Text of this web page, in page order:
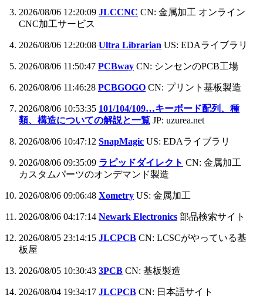
2026/08/06 12:20:09 JLCCNC CN: 金属加工 オンライン
CNC加工サービス
2026/08/06 12:20:08 Ultra Librarian US: EDAライブラリ
2026/08/06 11:50:47 PCBway CN: シンセンのPCB工場
2026/08/06 11:46:28 PCBGOGO CN: プリント基板製造
2026/08/06 10:53:35 101/104/109…キーボード配列、種
類、構造についての解説と一覧 JP: uzurea.net
2026/08/06 10:47:12 SnapMagic US: EDAライブラリ
2026/08/06 09:35:09 ラピッドダイレクト CN: 金属加工
カスタムパーツのオンデマンド製造
2026/08/06 09:06:48 Xometry US: 金属加工
2026/08/06 04:17:14 Newark Electronics 部品検索サイト
2026/08/05 23:14:15 JLCPCB CN: LCSCがやっている基
板屋
2026/08/05 10:30:43 3PCB CN: 基板製造
2026/08/04 19:34:17 JLCPCB CN: 日本語サイト